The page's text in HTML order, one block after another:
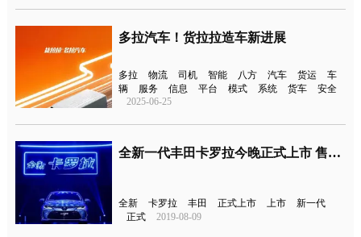
多拉汽车！货拉拉造车新进展
多拉 物流 司机 智能 八方 汽车 货运
车
辆
服务 信息 平台 模式 系统 货车
安全
2025-06-25
全新一代丰田卡罗拉今晚正式上市 售价区间为11.98-15.98万元
全新 卡罗拉 丰田 正式上市 上市
新一代
正式
2019-08-09